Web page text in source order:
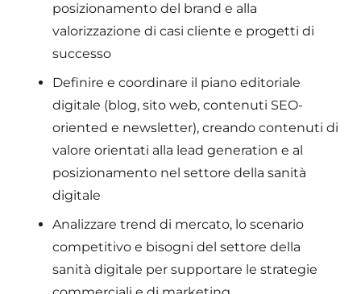
posizionamento del brand e alla
valorizzazione di casi cliente e progetti di
successo
Definire e coordinare il piano editoriale
digitale (blog, sito web, contenuti SEO-
oriented e newsletter), creando contenuti di
valore orientati alla lead generation e al
posizionamento nel settore della sanità
digitale
Analizzare trend di mercato, lo scenario
competitivo e bisogni del settore della
sanità digitale per supportare le strategie